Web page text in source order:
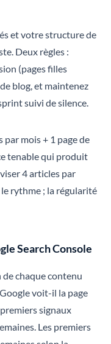
et votre structure de
Deux règles :
(pages filles
blog, et maintenez
suivi de silence.
mois + 1 page de
tenable qui produit
4 articles par
rythme ; la régularité
Search Console
chaque contenu
voit-il la page
signaux
Les premiers